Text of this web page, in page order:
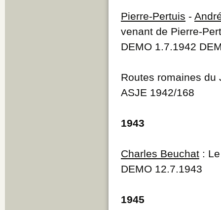
Pierre-Pertuis -
venant de Pierre-
DEMO 1.7.1942
Routes romaines du
ASJE 1942/168
1943
Charles Beuchat :
DEMO 12.7.1943
1945